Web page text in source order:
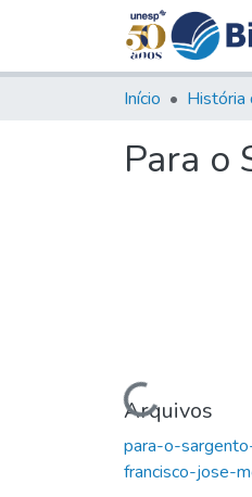
Início História
Para o
Carregando...
Arquivos
para-o-
francisco-jose-